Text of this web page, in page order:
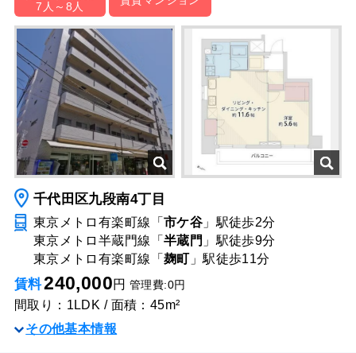
7人～8人
千代田区九段南4丁目
東京メトロ有楽町線「 市ケ谷 」駅徒歩2分
東京メトロ半蔵門線「 半蔵門 」駅徒歩9分
東京メトロ有楽町線「 麹町 」駅徒歩11分
賃料240,000円 管理費:0円
間取り：1LDK / 面積：45m²
その他基本情報